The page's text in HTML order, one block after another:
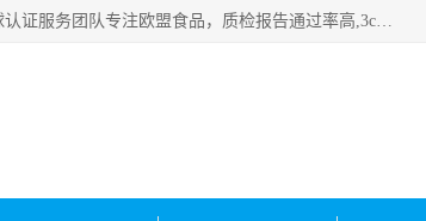
深圳万检通科技有限公司专注深圳CE认证，欧盟ce认证，*快捷，一站式全球认证服务团队专注欧盟食品，质检报告通过率高,3c认证优惠，欧盟公告机构授权代理，欢迎咨询